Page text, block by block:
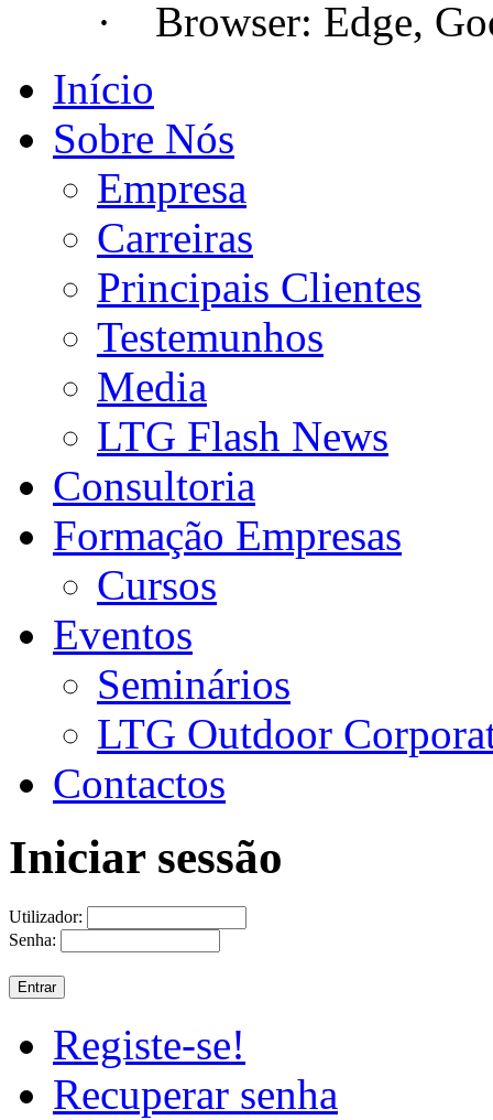
· Browser: Edge,
Início
Sobre Nós
Empresa
Carreiras
Principais Clientes
Testemunhos
Media
LTG Flash News
Consultoria
Formação Empresas
Cursos
Eventos
Seminários
LTG Outdoor
Contactos
Iniciar sessão
Utilizador:
Senha:
Registe-se!
Recuperar senha